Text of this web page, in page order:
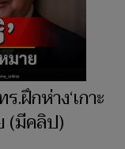
.ฝึกห่าง‘เกาะ
(มีคลิป)